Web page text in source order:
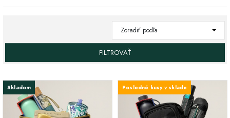
Zoradiť podľa
FILTROVAŤ
Skladom Posledné kusy v sklade